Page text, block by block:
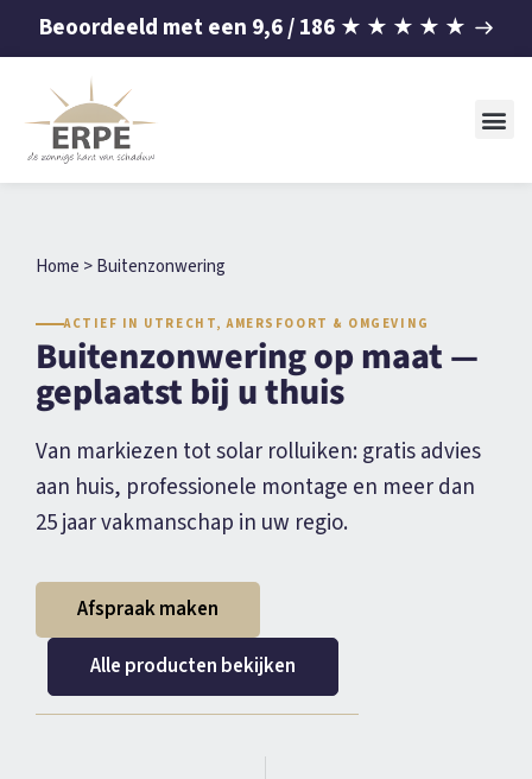
Beoordeeld met een 9,6/ 186 ★ ★ ★ ★ ★
Home >Buitenzonwering
ACTIEF IN UTRECHT, AMERSFOORT & OMGEVING
Buitenzonwering op maat —
geplaatst bij u thuis
Van markiezen tot solar rolluiken: gratis advies
aan huis, professionele montage en meer dan
25 jaar vakmanschap in uw regio.
Afspraak maken
Alle producten bekijken